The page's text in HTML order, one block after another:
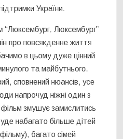
України.
“Люксембург, Люксембург”
про повсякденне життя
в цьому дуже цінний
та майбутнього.
сповнений нюансів, усе
напрочуд ніжні один з
змушує замислитись
набагато більше дітей
багато сімей